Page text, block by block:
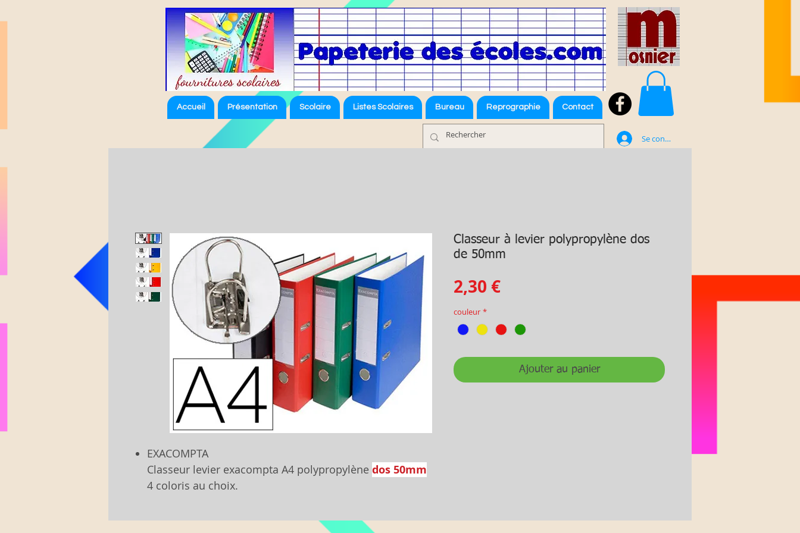
Accueil Présentation Scolaire Listes Scolaires Bureau Reprographie Contact
Se connecter
EXACOMPTA
Classeur levier exacompta A4 polypropylène dos 50mm
4 coloris au choix.
Classeur à levier polypropylène dos
de 50mm
2,30 €Prix
couleur *
Ajouter au panier